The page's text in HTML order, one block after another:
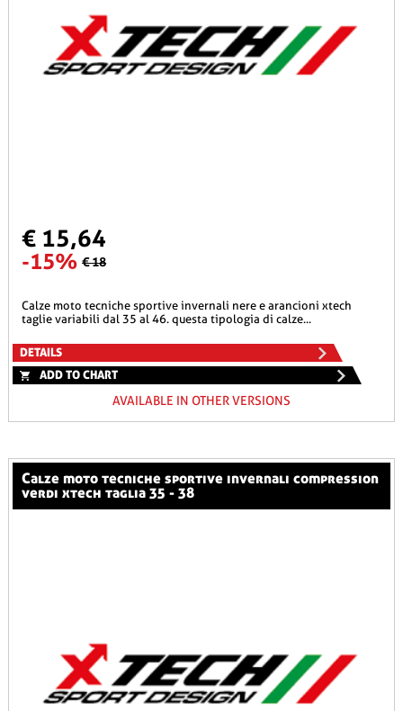
€ 15,64
-15% € 18
calze moto tecniche sportive invernali nere e arancioni xtech
taglie variabili dal 35 al 46. questa tipologia di calze...
DETAILS
ADD TO CHART
AVAILABLE IN OTHER VERSIONS
calze moto tecniche sportive invernali compression
verdi xtech taglia 35 - 38